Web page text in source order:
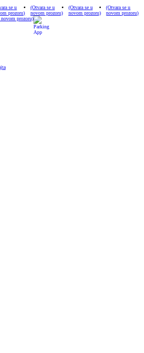
se u
prozoru)
(Otvara se u
novom prozoru)
(Otvara se u
novom prozoru)
(Otvara se u
novom prozoru)
novom prozoru)